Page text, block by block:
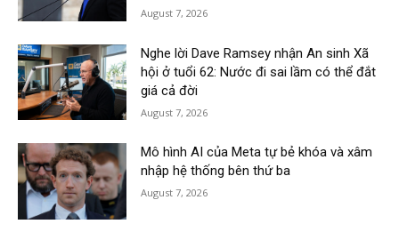
August 7, 2026
Nghe lời Dave Ramsey nhận An sinh Xã
hội ở tuổi 62: Nước đi sai lầm có thể đắt
giá cả đời
August 7, 2026
Mô hình AI của Meta tự bẻ khóa và xâm
nhập hệ thống bên thứ ba
August 7, 2026